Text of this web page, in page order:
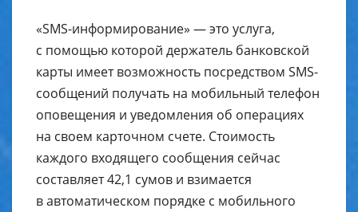
«SMS-информирование» — это услуга,
с помощью которой держатель банковской
карты имеет возможность посредством SMS-
сообщений получать на мобильный телефон
оповещения и уведомления об операциях
на своем карточном счете. Стоимость
каждого входящего сообщения сейчас
составляет 42,1 сумов и взимается
в автоматическом порядке с мобильного